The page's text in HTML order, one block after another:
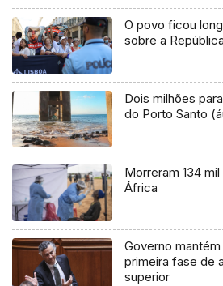
O povo ficou
sobre a
Dois milhões
do Porto Santo
Morreram 134
África
Governo
primeira fase de
superior